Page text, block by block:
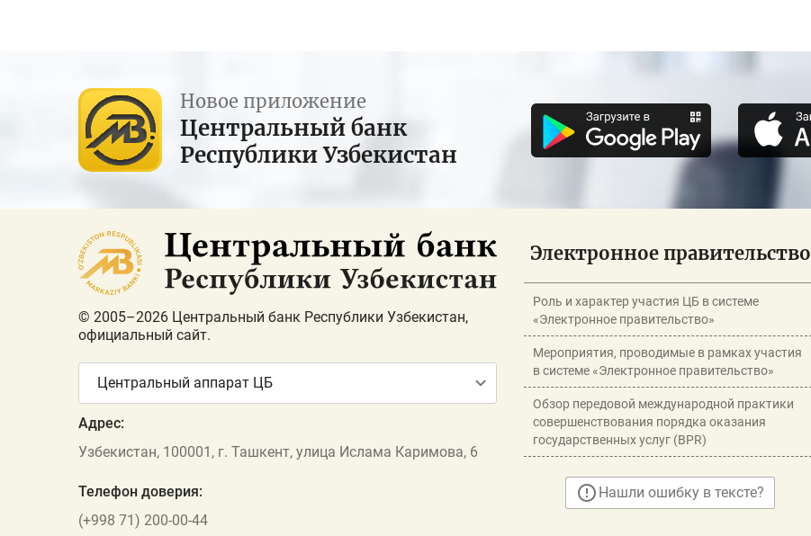
Новое приложение
Центральный банк
Республики Узбекистан
© 2005–2026 Центральный банк Республики Узбекистан,
официальный сайт.
Центральный аппарат ЦБ
Адрес:
Узбекистан, 100001, г. Ташкент, улица Ислама Каримова, 6
Телефон доверия:
(+998 71) 200-00-44
Электронное правительство
Роль и характер участия ЦБ в системе
«Электронное правительство»
Мероприятия, проводимые в рамках участия
в системе «Электронное правительство»
Обзор передовой международной практики
совершенствования порядка оказания
государственных услуг (BPR)
Нашли ошибку в тексте?